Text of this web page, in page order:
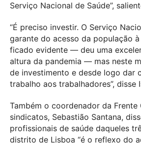
Serviço Nacional de Saúde”,
“É preciso investir. O Serviço
garante do acesso da população
ficado evidente — deu uma
altura da pandemia — mas neste
de investimento e desde logo dar
trabalho aos trabalhadores”, disse
Também o coordenador da Frente
sindicatos, Sebastião Santana,
profissionais de saúde daqueles
distrito de Lisboa “é o reflexo do